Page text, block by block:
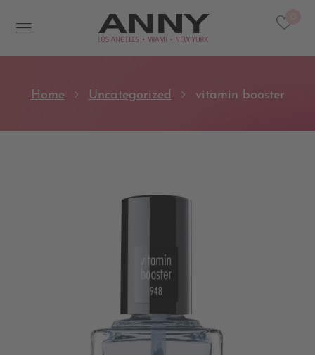
Home Uncategorized vitamin booster